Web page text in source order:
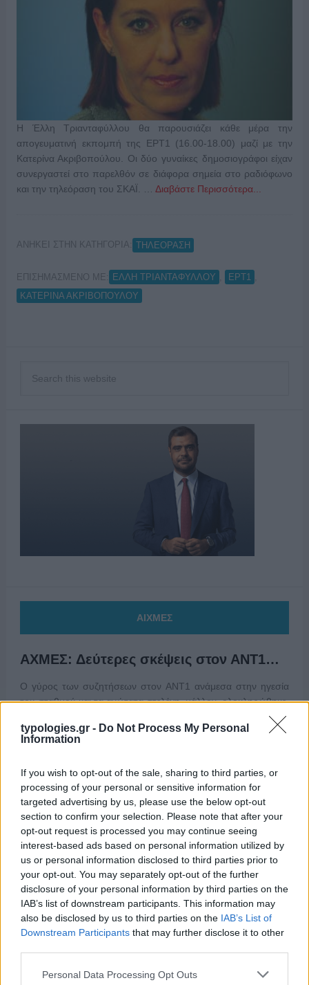
typologies.gr - Do Not Process My Personal
Information
If you wish to opt-out of the sale, sharing to third parties, or
processing of your personal or sensitive information for
targeted advertising by us, please use the below opt-out
section to confirm your selection. Please note that after your
opt-out request is processed you may continue seeing
interest-based ads based on personal information utilized by
us or personal information disclosed to third parties prior to
your opt-out. You may separately opt-out of the further
disclosure of your personal information by third parties on the
IAB’s list of downstream participants. This information may
also be disclosed by us to third parties on the IAB’s List of
Downstream Participants that may further disclose it to other
Please note that this website/app uses one or more Google
Personal Data Processing Opt Outs
Η Έλλη Τριανταφύλλου θα παρουσιάζει κάθε μέρα την
απογευματινή εκπομπή της ΕΡΤ1 (16.00-18.00) μαζί με την
Κατερίνα Ακριβοπούλου. Οι δύο γυναίκες δημοσιογράφοι είχαν
συνεργαστεί στο παρελθόν σε διάφορα σημεία στο ραδιόφωνο
και την τηλεόραση του ΣΚΑΪ. … Διαβάστε Περισσότερα...
ΑΝΗΚΕΙ ΣΤΗΝ ΚΑΤΗΓΟΡΙΑ: ΤΗΛΕΟΡΑΣΗ
ΕΠΙΣΗΜΑΣΜΕΝΟ ΜΕ: ΕΛΛΗ ΤΡΙΑΝΤΑΦΥΛΛΟΥ ΕΡΤ1
ΚΑΤΕΡΙΝΑ ΑΚΡΙΒΟΠΟΥΛΟΥ
ΑΙΧΜΕΣ
ΑΧΜΕΣ: Δεύτερες σκέψεις στον ΑΝΤ1…
Ο γύρος των συζητήσεων στον ΑΝΤ1 ανάμεσα στην ηγεσία
του σταθμού και τα ανώτατα στελέχη, μάλλον, ολοκληρώθηκε,
προς το παρόν Η σημερινή διοίκηση του καναλιού φέρεται να
κατάφερε να μεταπείσει την ιδιοκτησία και να μην προβεί στην
Αυτό που […]